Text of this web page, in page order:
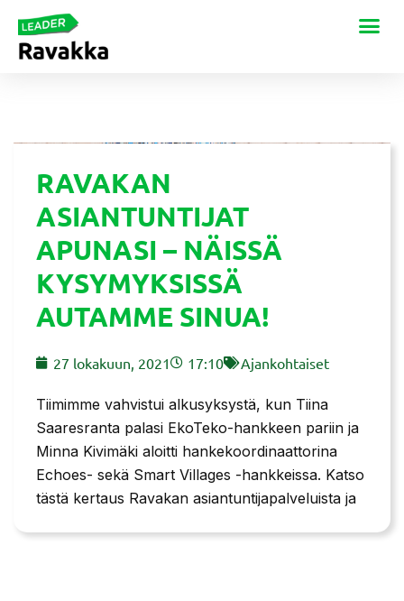
RAVAKAN
ASIANTUNTIJAT
APUNASI – NÄISSÄ
KYSYMYKSISSÄ
AUTAMME SINUA!
27 lokakuun, 2021 17:10 Ajankohtaiset
Tiimimme vahvistui alkusyksystä, kun Tiina
Saaresranta palasi EkoTeko-hankkeen pariin ja
Minna Kivimäki aloitti hankekoordinaattorina
Echoes- sekä Smart Villages -hankkeissa. Katso
tästä kertaus Ravakan asiantuntijapalveluista ja